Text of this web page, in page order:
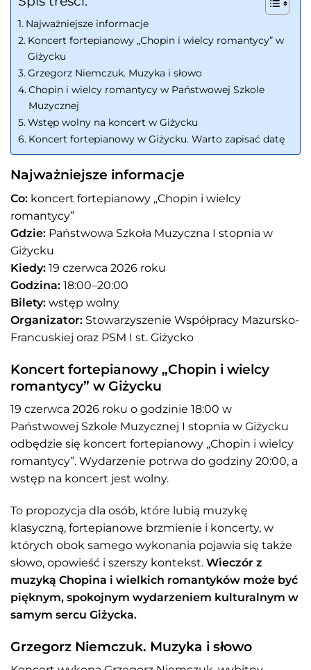
Najważniejsze informacje
Koncert fortepianowy „Chopin i wielcy romantycy” w
Giżycku
Grzegorz Niemczuk. Muzyka i słowo
Chopin i wielcy romantycy w Państwowej Szkole
Muzycznej
Wstęp wolny na koncert w Giżycku
Koncert fortepianowy w Giżycku. Warto zapisać datę
Najważniejsze informacje
Co: koncert fortepianowy „Chopin i wielcy
romantycy”
Gdzie: Państwowa Szkoła Muzyczna I stopnia w
Giżycku
Kiedy: 19 czerwca 2026 roku
Godzina: 18:00–20:00
Bilety: wstęp wolny
Organizator: Stowarzyszenie Współpracy Mazursko-
Francuskiej oraz PSM I st. Giżycko
Koncert fortepianowy „Chopin i wielcy
romantycy” w Giżycku
19 czerwca 2026 roku o godzinie 18:00 w
Państwowej Szkole Muzycznej I stopnia w Giżycku
odbędzie się koncert fortepianowy „Chopin i wielcy
romantycy”. Wydarzenie potrwa do godziny 20:00, a
wstęp na koncert jest wolny.
To propozycja dla osób, które lubią muzykę
klasyczną, fortepianowe brzmienie i koncerty, w
których obok samego wykonania pojawia się także
słowo, opowieść i szerszy kontekst. Wieczór z
muzyką Chopina i wielkich romantyków może być
pięknym, spokojnym wydarzeniem kulturalnym w
samym sercu Giżycka.
Grzegorz Niemczuk. Muzyka i słowo